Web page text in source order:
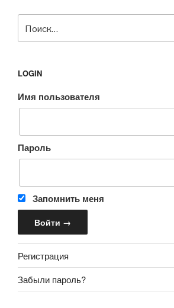
LOGIN
Имя пользователя
Пароль
Запомнить меня
Регистрация
Забыли пароль?